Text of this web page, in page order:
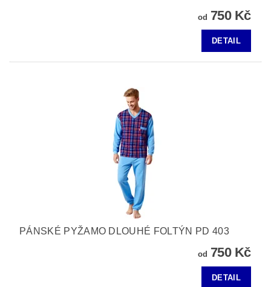
od 750 Kč
DETAIL
PÁNSKÉ PYŽAMO DLOUHÉ FOLTÝN PD 403
od 750 Kč
DETAIL